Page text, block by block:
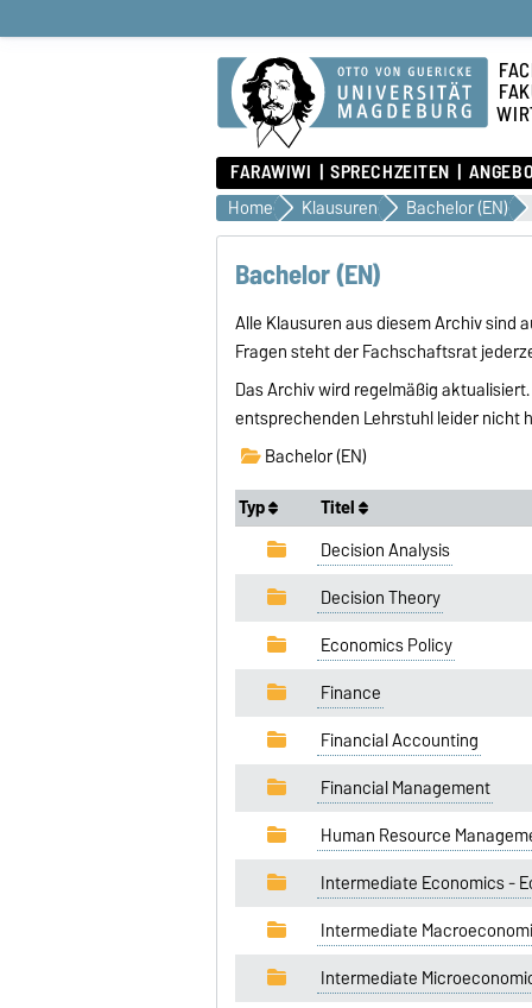
FARAWIWI SPRECHZEITEN
Home Klausuren Bachelor (EN)
Bachelor (EN)
Alle Klausuren aus diesem Archiv sind
Fragen steht der Fachschaftsrat
Das Archiv wird regelmäßig
entsprechenden Lehrstuhl leider nicht
Bachelor (EN)
Typ
Titel
Decision Analysis
Decision Theory
Economics Policy
Finance
Financial Accounting
Financial Management
Human Resource
Intermediate Economics -
Intermediate
Intermediate